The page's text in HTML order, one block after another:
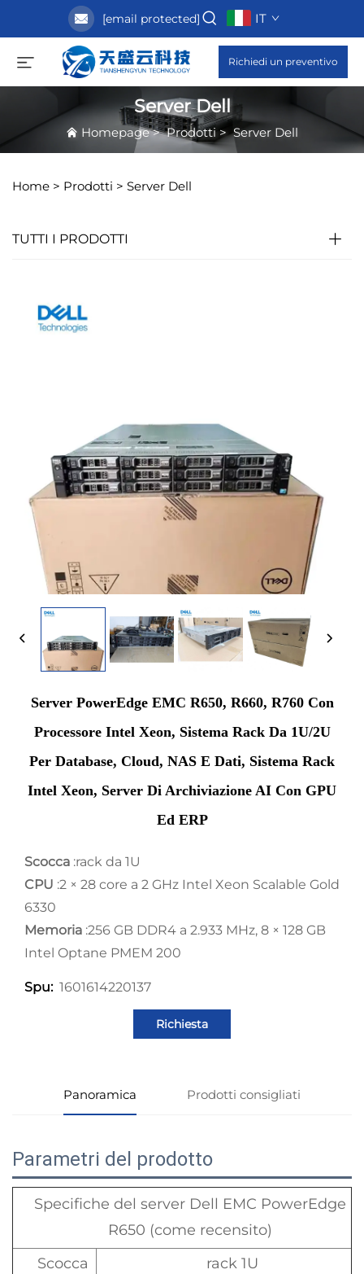
[email protected] IT
Richiedi un preventivo
Server Dell
Homepage>Prodotti >Server Dell
Home > Prodotti > Server Dell
TUTTI I PRODOTTI
Server PowerEdge EMC R650, R660, R760 Con
Processore Intel Xeon, Sistema Rack Da 1U/2U
Per Database, Cloud, NAS E Dati, Sistema Rack
Intel Xeon, Server Di Archiviazione AI Con GPU
Ed ERP
Scocca :rack da 1U
CPU :2 × 28 core a 2 GHz Intel Xeon Scalable Gold
6330
Memoria :256 GB DDR4 a 2.933 MHz, 8 × 128 GB
Intel Optane PMEM 200
Spu: 1601614220137
Richiesta
Panoramica Prodotti consigliati
Parametri del prodotto
Specifiche del server Dell EMC PowerEdge
R650 (come recensito)
Scocca
rack 1U